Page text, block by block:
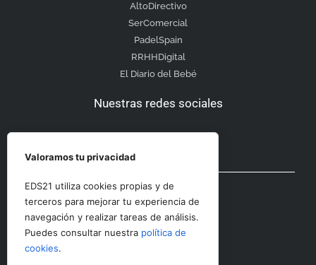
AltoDirectivo
SerComercial
PadelSpain
RRHHDigital
El Diario del Bebé
Nuestras redes sociales
Otras secciones
Contacto
Valoramos tu privacidad
EDS21 utiliza cookies propias y de
terceros para mejorar tu experiencia de
navegación y realizar tareas de análisis.
Puedes consultar nuestra política de
cookies.